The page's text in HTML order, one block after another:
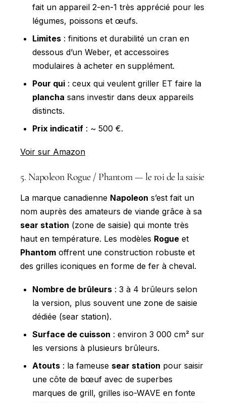
fait un appareil 2-en-1 très apprécié pour les
légumes, poissons et œufs.
Limites : finitions et durabilité un cran en
dessous d’un Weber, et accessoires
modulaires à acheter en supplément.
Pour qui : ceux qui veulent griller ET faire la
plancha sans investir dans deux appareils
distincts.
Prix indicatif : ~ 500 €.
Voir sur Amazon
5. Napoleon Rogue / Phantom — le roi de la saisie
La marque canadienne Napoleon s’est fait un
nom auprès des amateurs de viande grâce à sa
sear station (zone de saisie) qui monte très
haut en température. Les modèles Rogue et
Phantom offrent une construction robuste et
des grilles iconiques en forme de fer à cheval.
Nombre de brûleurs : 3 à 4 brûleurs selon
la version, plus souvent une zone de saisie
dédiée (sear station).
Surface de cuisson : environ 3 000 cm² sur
les versions à plusieurs brûleurs.
Atouts : la fameuse sear station pour saisir
une côte de bœuf avec de superbes
marques de grill, grilles iso-WAVE en fonte